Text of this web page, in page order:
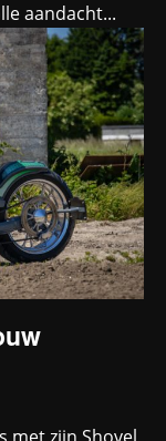
aandacht...